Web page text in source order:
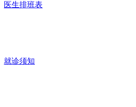
医生排班表
就诊须知